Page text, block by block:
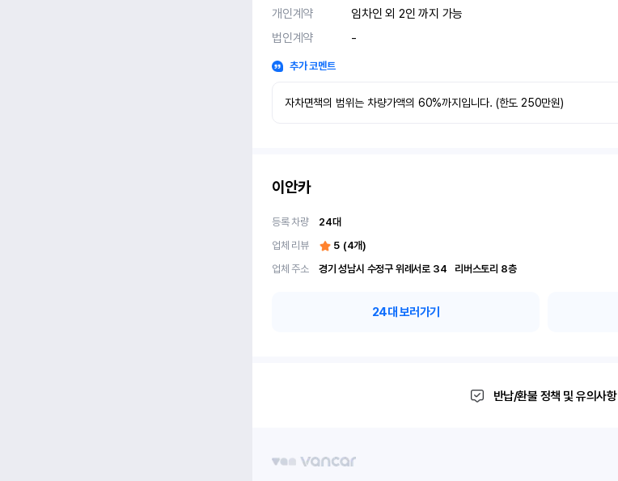
개인계약
임차인 외 2인 까지 가능
법인계약
-
추가 코멘트
자차면책의 범위는 차량가액의 60%까지입니다. (한도 250만원)
이안카
등록 차량 24대
업체 리뷰
5 (4개)
업체 주소
경기 성남시 수정구 위례서로 34	리버스토리 8층
24대 보러가기
반납/환불 정책 및 유의사항